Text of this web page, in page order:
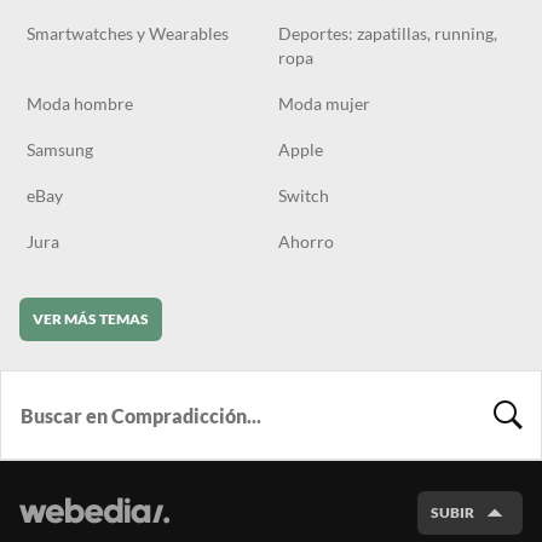
Smartwatches y Wearables
Deportes: zapatillas, running,
ropa
Moda hombre Moda mujer
Samsung Apple
eBay Switch
Jura Ahorro
VER MÁS TEMAS
SUBIR